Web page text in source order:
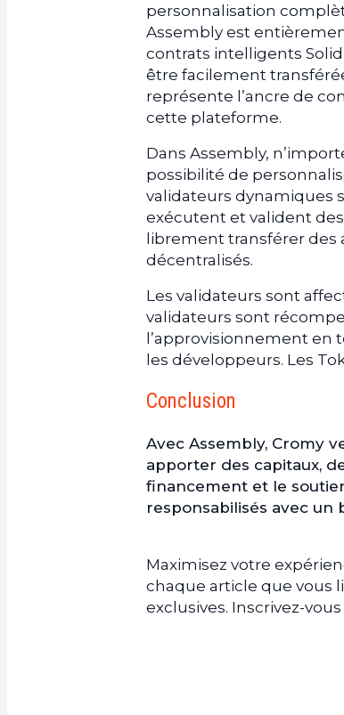
personnalisation
Assembly est
contrats intelligents
être facilement
représente l’ancre de
cette plateforme.
Dans Assembly,
possibilité de
validateurs dynamiques
exécutent et valident
librement transférer des
décentralisés.
Les validateurs sont
validateurs sont
l’approvisionnement en
les développeurs. Les
Conclusion
Avec Assembly, Cromy
apporter des capitaux,
financement et le
responsabilisés avec
Maximisez votre
chaque article que vous
exclusives. Inscrivez-